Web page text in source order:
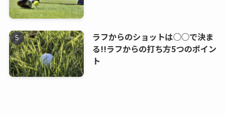
ラフからのショットは○○で決ま
る!!ラフからの打ち方5つのポイン
ト